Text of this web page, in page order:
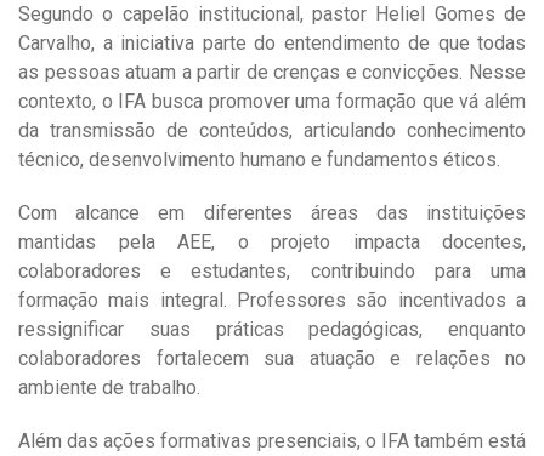
Segundo o capelão institucional, pastor Heliel Gomes de
Carvalho, a iniciativa parte do entendimento de que todas
as pessoas atuam a partir de crenças e convicções. Nesse
contexto, o IFA busca promover uma formação que vá além
da transmissão de conteúdos, articulando conhecimento
técnico, desenvolvimento humano e fundamentos éticos.
Com alcance em diferentes áreas das instituições
mantidas pela AEE, o projeto impacta docentes,
colaboradores e estudantes, contribuindo para uma
formação mais integral. Professores são incentivados a
ressignificar suas práticas pedagógicas, enquanto
colaboradores fortalecem sua atuação e relações no
ambiente de trabalho.
Além das ações formativas presenciais, o IFA também está